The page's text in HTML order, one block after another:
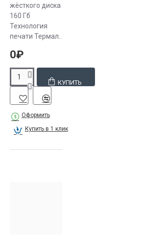
жёсткого диска
160 Гб
Технология
печати Термал..
0₽
КУПИТЬ
Оформить
Купить в 1 клик